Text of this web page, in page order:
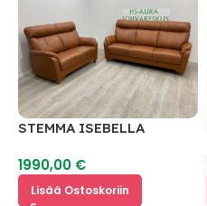
STEMMA ISEBELLA
1990,00 €
Lisää Ostoskoriin